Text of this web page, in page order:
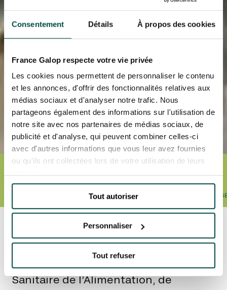
Consentement Détails À propos des cookies
France Galop respecte votre vie privée
Les cookies nous permettent de personnaliser le contenu
et les annonces, d'offrir des fonctionnalités relatives aux
médias sociaux et d'analyser notre trafic. Nous
partageons également des informations sur l'utilisation de
notre site avec nos partenaires de médias sociaux, de
publicité et d'analyse, qui peuvent combiner celles-ci
avec d'autres informations que vous leur avez fournies
ou qu'ils ont collectées lors de votre utilisation de leurs
Tout autoriser
Personnaliser
Tout refuser
Accueil Bien-être équin
BIEN-ÊTRE ÉQUIN
LES CONDITIONS DE VIE DU CHEVAL DE
Qu’est-ce que le bien-être
équin ?
Sanitaire de l’Alimentation, de